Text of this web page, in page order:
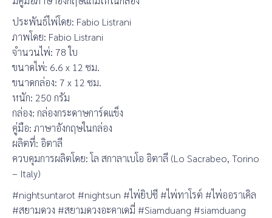
ประพันธ์ไพ่โดย: Fabio Listrani
ภาพโดย: Fabio Listrani
จำนวนไพ่: 78 ใบ
ขนาดไพ่: 6.6 x 12 ซม.
ขนาดกล่อง: 7 x 12 ซม.
หนัก: 250 กรัม
กล่อง: กล่องกระดาษการ์ดแข็ง
คู่มือ: ภาษาอังกฤษในกล่อง
ผลิตที่: อิตาลี
ควบคุมการผลิตโดย: โล สกาลาเบโอ อิตาลี (Lo Sacrabeo, Torino
– Italy)
#nightsuntarot #nightsun #ไพ่ยิปซี #ไพ่ทาโรต์ #ไพ่ออราเคิล
#สยามดวง #สยามดวงอะคาเดมี่ #Siamduang #siamduang